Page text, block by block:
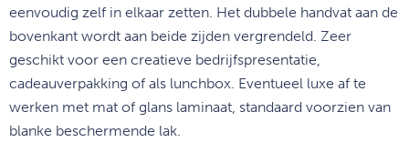
eenvoudig zelf in elkaar zetten. Het dubbele handvat aan de
bovenkant wordt aan beide zijden vergrendeld. Zeer
geschikt voor een creatieve bedrijfspresentatie,
cadeauverpakking of als lunchbox. Eventueel luxe af te
werken met mat of glans laminaat, standaard voorzien van
blanke beschermende lak.